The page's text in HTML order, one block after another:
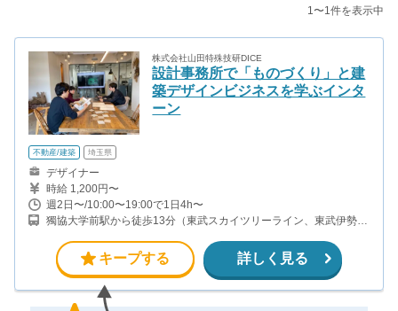
1〜1件を表示中
株式会社山田特殊技研DICE
設計事務所で「ものづくり」と建
築デザインビジネスを学ぶインタ
ーン
不動産/建築 埼玉県
デザイナー
時給 1,200円〜
週2日〜/10:00〜19:00で1日4h〜
獨協大学前駅から徒歩13分（東武スカイツリーライン、東武伊勢崎
キープする 詳しく見る